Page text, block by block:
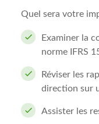
Quel sera votre
Examiner la
norme IFRS
Réviser les
direction sur
Assister les